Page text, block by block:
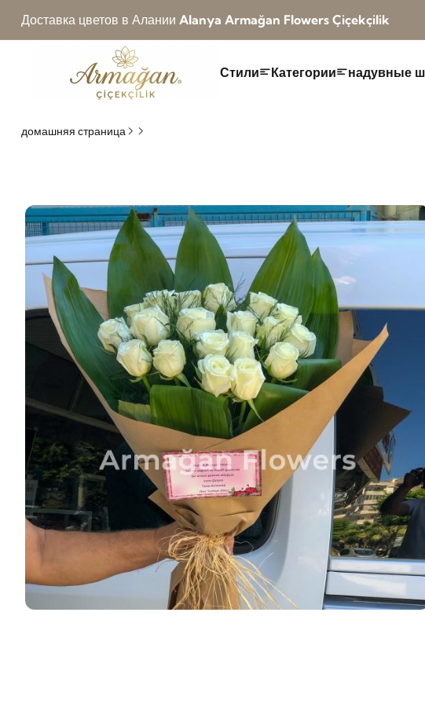
Доставка цветов в Алании Alanya Armağan Flowers Çiçekçilik
Стили Категории надувные
домашняя страница